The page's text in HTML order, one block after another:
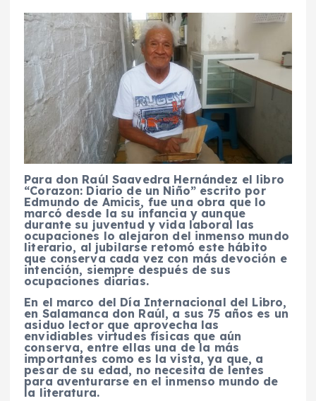
Para don Raúl Saavedra Hernández el libro
“Corazon: Diario de un Niño” escrito por
Edmundo de Amicis, fue una obra que lo
marcó desde la su infancia y aunque
durante su juventud y vida laboral las
ocupaciones lo alejaron del inmenso mundo
literario, al jubilarse retomó este hábito
que conserva cada vez con más devoción e
intención, siempre después de sus
ocupaciones diarias.
En el marco del Día Internacional del Libro,
en Salamanca don Raúl, a sus 75 años es un
asiduo lector que aprovecha las
envidiables virtudes físicas que aún
conserva, entre ellas una de la más
importantes como es la vista, ya que, a
pesar de su edad, no necesita de lentes
para aventurarse en el inmenso mundo de
la literatura.